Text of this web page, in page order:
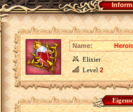
Name:
Elixier
Level2